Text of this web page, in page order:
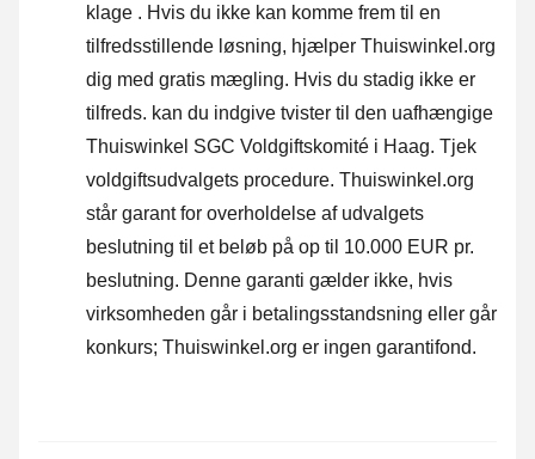
klage . Hvis du ikke kan komme frem til en
tilfredsstillende løsning, hjælper Thuiswinkel.org
dig med gratis mægling. Hvis du stadig ikke er
tilfreds. kan du indgive tvister til den uafhængige
Thuiswinkel SGC Voldgiftskomité i Haag. Tjek
voldgiftsudvalgets procedure. Thuiswinkel.org
står garant for overholdelse af udvalgets
beslutning til et beløb på op til 10.000 EUR pr.
beslutning. Denne garanti gælder ikke, hvis
virksomheden går i betalingsstandsning eller går
konkurs; Thuiswinkel.org er ingen garantifond.